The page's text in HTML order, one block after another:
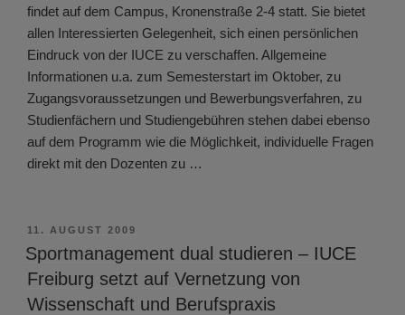
findet auf dem Campus, Kronenstraße 2-4 statt. Sie bietet
allen Interessierten Gelegenheit, sich einen persönlichen
Eindruck von der IUCE zu verschaffen. Allgemeine
Informationen u.a. zum Semesterstart im Oktober, zu
Zugangsvoraussetzungen und Bewerbungsverfahren, zu
Studienfächern und Studiengebühren stehen dabei ebenso
auf dem Programm wie die Möglichkeit, individuelle Fragen
direkt mit den Dozenten zu …
VERÖFFENTLICHT
AM
11. AUGUST 2009
Sportmanagement dual studieren – IUCE
Freiburg setzt auf Vernetzung von
Wissenschaft und Berufspraxis